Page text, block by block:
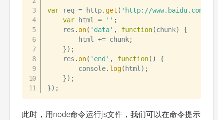
var req = http. get ( 'http://www.baidu.com'
var html = '' ;
    res
. on( 'data' , function(chunk)
{
        html
+= chunk;
}) ;
    res
. on( 'end' , function( )
{
        console
. log(html ) ;
}) ;
}) ;
此时，用node命令运行js文件，我们可以在命令提示